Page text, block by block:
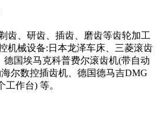
齿、研齿、插齿、磨齿等齿轮加工
机械设备:日本龙泽车床、三菱滚齿
德国埃马克科普费尔滚齿机(带自动
海尔数控插齿机、德国德马吉DMG
工作台) 等。